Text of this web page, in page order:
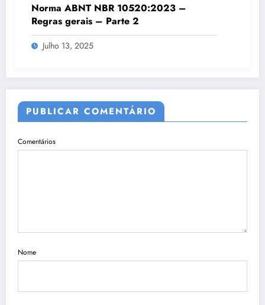
Norma ABNT NBR 10520:2023 –
Regras gerais – Parte 2
Julho 13, 2025
PUBLICAR COMENTÁRIO
Comentários
Nome